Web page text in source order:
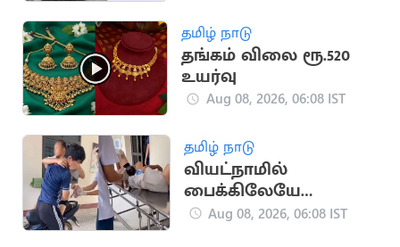
தமிழ் நாடு
தங்கம் விலை ரூ.520
உயர்வு
Aug 08, 2026, 06:08 IST
தமிழ் நாடு
வியட்நாமில்
பைக்கிலேயே
குழந்தை பெற்ற பெண்
Aug 08, 2026, 06:08 IST